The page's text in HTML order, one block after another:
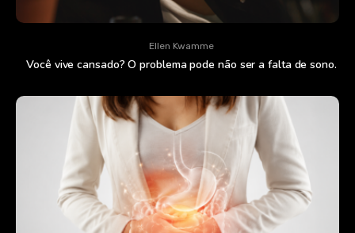
Ellen Kwamme
Você vive cansado? O problema pode não ser a falta de sono.